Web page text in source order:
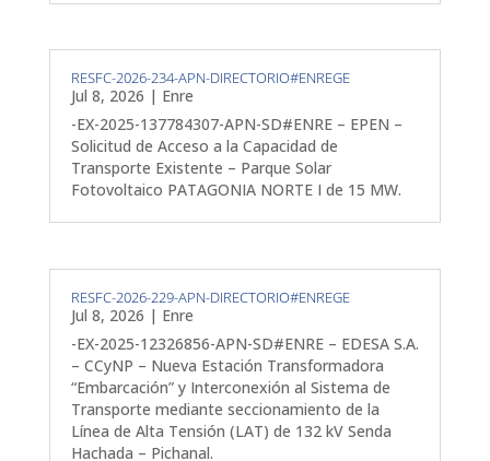
RESFC-2026-234-APN-DIRECTORIO#ENREGE
Jul 8, 2026 | Enre
-EX-2025-137784307-APN-SD#ENRE – EPEN –
Solicitud de Acceso a la Capacidad de
Transporte Existente – Parque Solar
Fotovoltaico PATAGONIA NORTE I de 15 MW.
RESFC-2026-229-APN-DIRECTORIO#ENREGE
Jul 8, 2026 | Enre
-EX-2025-12326856-APN-SD#ENRE – EDESA S.A.
– CCyNP – Nueva Estación Transformadora
“Embarcación” y Interconexión al Sistema de
Transporte mediante seccionamiento de la
Línea de Alta Tensión (LAT) de 132 kV Senda
Hachada – Pichanal.